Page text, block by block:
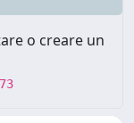
o creare un